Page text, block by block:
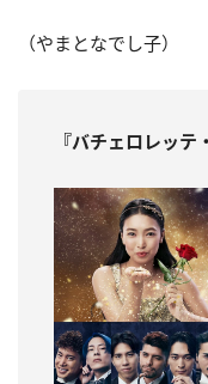
（やまとなでし子）
『バチェロレッ